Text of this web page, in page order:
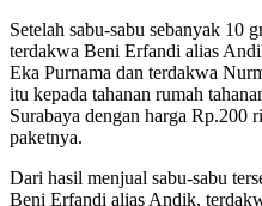
Setelah sabu-sabu sebanyak 10
terdakwa Beni Erfandi alias
Eka Purnama dan terdakwa
itu kepada tahanan rumah
Surabaya dengan harga Rp.200
paketnya.
Dari hasil menjual sabu-sabu
Beni Erfandi alias Andik,